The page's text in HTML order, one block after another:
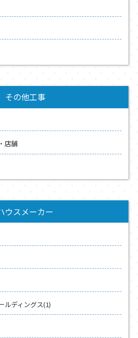
その他工事
店舗
ウスメーカー
ルディングス(1)